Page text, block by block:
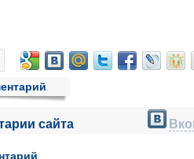
сайта